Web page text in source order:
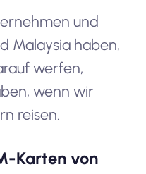
und
Malaysia haben,
werfen,
wenn wir
reisen.
Karten von